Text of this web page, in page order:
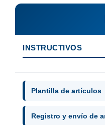
INSTRUCTIVOS
Plantilla de artículos
Registro y envío de